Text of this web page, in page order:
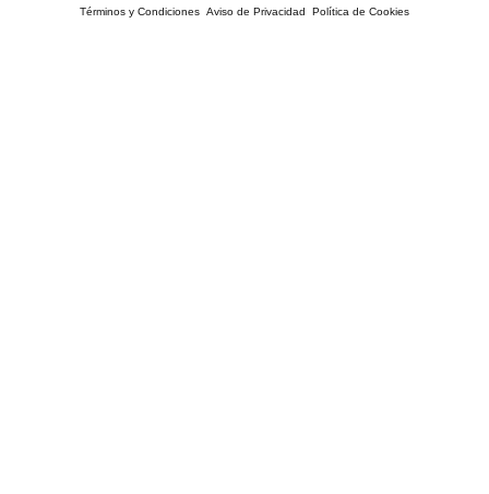
Términos y Condiciones Aviso de Privacidad Política de Cookies